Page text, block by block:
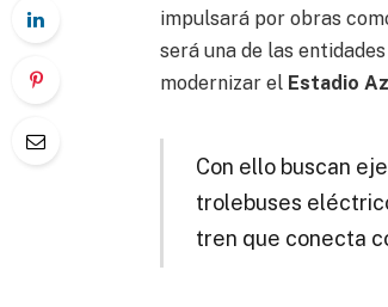
impulsará por obras
será una de las
modernizar el Estadio
Con ello buscan
trolebuses
tren que conecta